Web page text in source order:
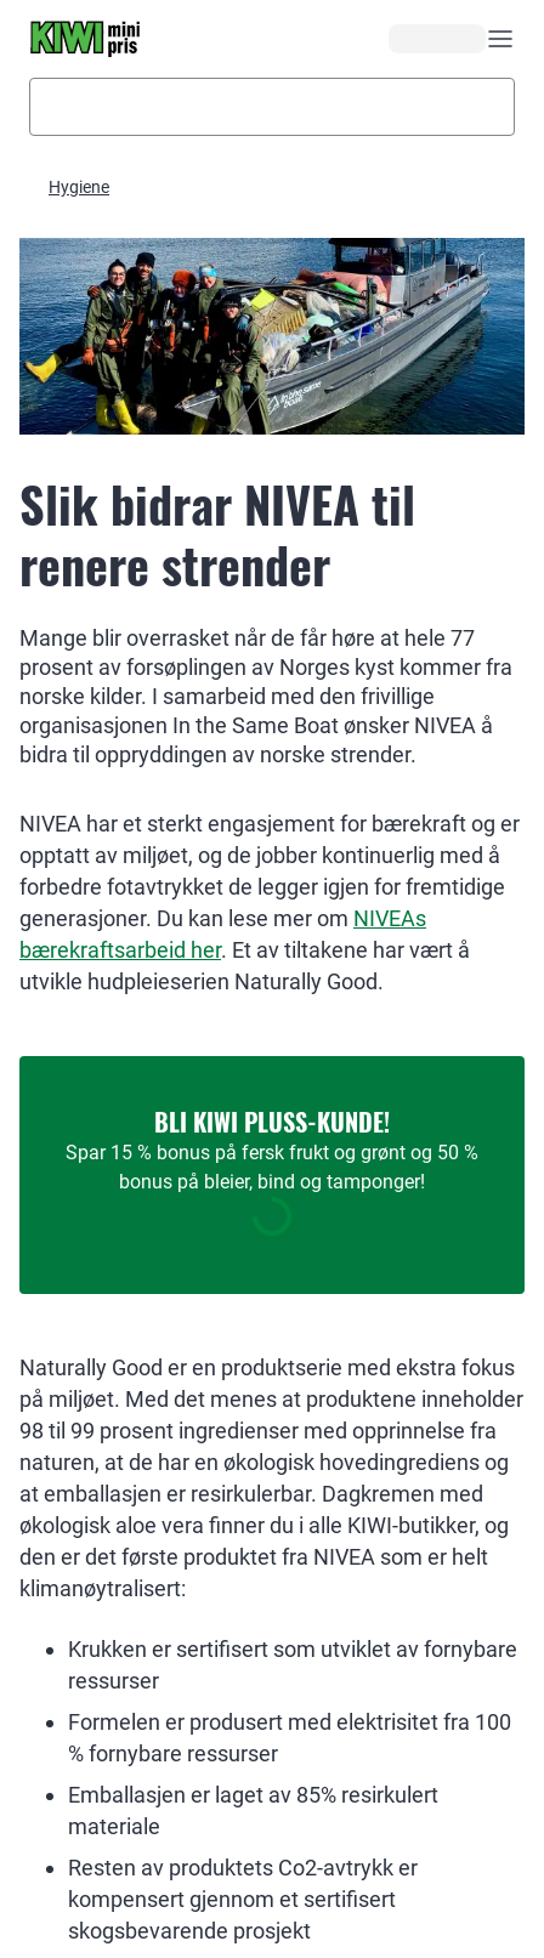
Hygiene
Slik bidrar NIVEA til
renere strender
Mange blir overrasket når de får høre at hele 77
prosent av forsøplingen av Norges kyst kommer fra
norske kilder. I samarbeid med den frivillige
organisasjonen In the Same Boat ønsker NIVEA å
bidra til oppryddingen av norske strender.
NIVEA har et sterkt engasjement for bærekraft og er
opptatt av miljøet, og de jobber kontinuerlig med å
forbedre fotavtrykket de legger igjen for fremtidige
generasjoner. Du kan lese mer om NIVEAs
bærekraftsarbeid her. Et av tiltakene har vært å
utvikle hudpleieserien Naturally Good.
BLI KIWI PLUSS-KUNDE!
Spar 15 % bonus på fersk frukt og grønt og 50 %
bonus på bleier, bind og tamponger!
Naturally Good er en produktserie med ekstra fokus
på miljøet. Med det menes at produktene inneholder
98 til 99 prosent ingredienser med opprinnelse fra
naturen, at de har en økologisk hovedingrediens og
at emballasjen er resirkulerbar. Dagkremen med
økologisk aloe vera finner du i alle KIWI-butikker, og
den er det første produktet fra NIVEA som er helt
klimanøytralisert:
Krukken er sertifisert som utviklet av fornybare
ressurser
Formelen er produsert med elektrisitet fra 100
% fornybare ressurser
Emballasjen er laget av 85% resirkulert
materiale
Resten av produktets Co2-avtrykk er
kompensert gjennom et sertifisert
skogsbevarende prosjekt